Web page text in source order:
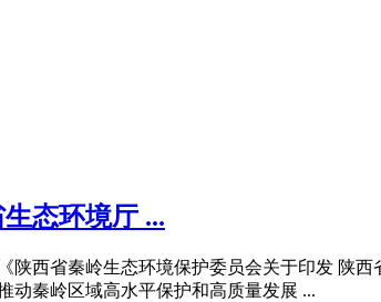
态环境厅 ...
西省秦岭生态环境保护委员会关于印发 陕
动秦岭区域高水平保护和高质量发展 ...